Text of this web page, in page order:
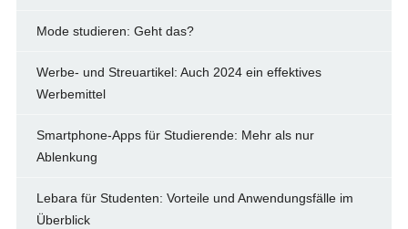
Mode studieren: Geht das?
Werbe- und Streuartikel: Auch 2024 ein effektives
Werbemittel
Smartphone-Apps für Studierende: Mehr als nur
Ablenkung
Lebara für Studenten: Vorteile und Anwendungsfälle im
Überblick